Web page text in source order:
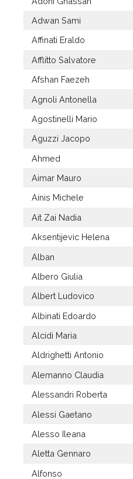
Adwan Sami
Affinati Eraldo
Afflitto Salvatore
Afshan Faezeh
Agnoli Antonella
Agostinelli Mario
Aguzzi Jacopo
Ahmed
Aimar Mauro
Ainis Michele
Ait Zai Nadia
Aksentijevic Helena
Alban
Albero Giulia
Albert Ludovico
Albinati Edoardo
Alcidi Maria
Aldrighetti Antonio
Alemanno Claudia
Alessandri Roberta
Alessi Gaetano
Alesso Ileana
Aletta Gennaro
Alfonso